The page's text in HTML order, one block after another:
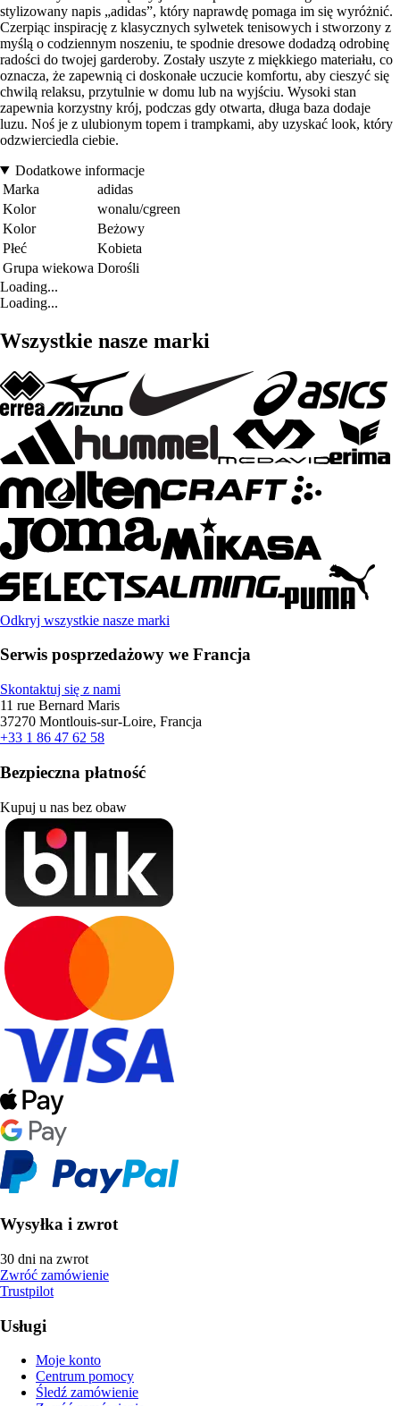
stylizowany napis „adidas”, który naprawdę pomaga im się wyróżnić.
Czerpiąc inspirację z klasycznych sylwetek tenisowych i stworzony z
myślą o codziennym noszeniu, te spodnie dresowe dodadzą odrobinę
radości do twojej garderoby. Zostały uszyte z miękkiego materiału, co
oznacza, że zapewnią ci doskonałe uczucie komfortu, aby cieszyć się
chwilą relaksu, przytulnie w domu lub na wyjściu. Wysoki stan
zapewnia korzystny krój, podczas gdy otwarta, długa baza dodaje
luzu. Noś je z ulubionym topem i trampkami, aby uzyskać look, który
odzwierciedla ciebie.
Dodatkowe informacje
Marka
adidas
Kolor
wonalu/cgreen
Kolor
Beżowy
Płeć
Kobieta
Grupa wiekowa Dorośli
Loading...
Loading...
Wszystkie nasze marki
Odkryj wszystkie nasze marki
Serwis posprzedażowy we Francja
Skontaktuj się z nami
11 rue Bernard Maris
37270 Montlouis-sur-Loire, Francja
+33 1 86 47 62 58
Bezpieczna płatność
Kupuj u nas bez obaw
Wysyłka i zwrot
30 dni na zwrot
Zwróć zamówienie
Trustpilot
Usługi
Moje konto
Centrum pomocy
Śledź zamówienie